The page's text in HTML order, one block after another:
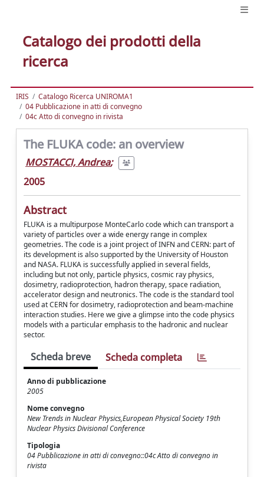
Catalogo dei prodotti della
ricerca
IRIS
Catalogo Ricerca UNIROMA1
04 Pubblicazione in atti di convegno
04c Atto di convegno in rivista
The FLUKA code: an overview
MOSTACCI, Andrea;
2005
Abstract
FLUKA is a multipurpose MonteCarlo code which can transport a
variety of particles over a wide energy range in complex
geometries. The code is a joint project of INFN and CERN: part of
its development is also supported by the University of Houston
and NASA. FLUKA is successfully applied in several fields,
including but not only, particle physics, cosmic ray physics,
dosimetry, radioprotection, hadron therapy, space radiation,
accelerator design and neutronics. The code is the standard tool
used at CERN for dosimetry, radioprotection and beam-machine
interaction studies. Here we give a glimpse into the code physics
models with a particular emphasis to the hadronic and nuclear
sector.
Scheda breve Scheda completa
Anno di pubblicazione
2005
Nome convegno
New Trends in Nuclear Physics,European Physical Society 19th
Nuclear Physics Divisional Conference
Tipologia
04 Pubblicazione in atti di convegno::04c Atto di convegno in
rivista